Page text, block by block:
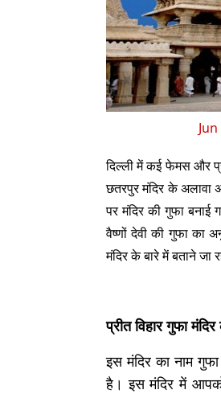
दिल्ली में कई फेमस और
छतरपुर मंदिर के अलावा
पर मंदिर की गुफा
वैष्णों देवी की गुफा का
मंदिर के बारे में बताने जा
प्रीत विहार गुफा
इस मंदिर का नाम
है। इस मंदिर में